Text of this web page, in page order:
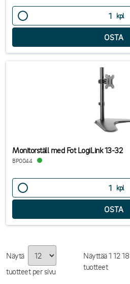
kpl
Monitorställ med Fot LogiLink 13-32
BP0044
kpl
Näytä
tuotteet per sivu
Näyttää1 1218
tuotteet